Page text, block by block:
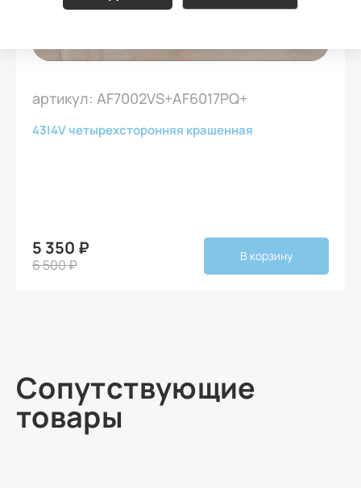
артикул: AF7002VS+AF6017PQ+
43|4V четырехсторонняя крашенная
5 350 ₽
6 500 ₽
В корзину
Сопутствующие
товары